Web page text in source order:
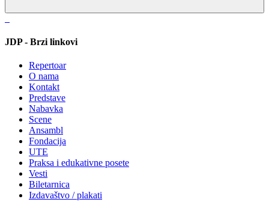
JDP - Brzi linkovi
Repertoar
O nama
Kontakt
Predstave
Nabavka
Scene
Ansambl
Fondacija
UTE
Praksa i edukativne posete
Vesti
Biletarnica
Izdavaštvo / plakati